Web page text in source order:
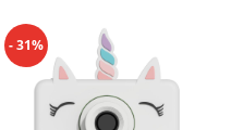
- 31%